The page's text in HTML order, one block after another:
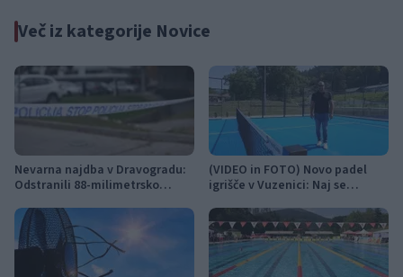
Več iz kategorije Novice
Nevarna najdba v Dravogradu:
Odstranili 88-milimetrsko
(VIDEO in FOTO) Novo padel
igrišče v Vuzenici: Naj se
začne